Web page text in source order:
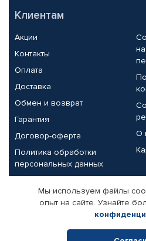
Клиентам
Акции
Контакты
Оплата
Доставка
Обмен и возврат
Гарантия
Договор-оферта
Политика обработки
персональных данных
О
Партнерам
Корпоративным клиентам
Поставщикам
Мы используем файлы
опыт на сайте. Узнайте